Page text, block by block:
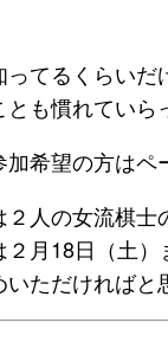
ってるくらい
も慣れてい
希望の方はペ
人の女流棋
２月18日（土
ただければと